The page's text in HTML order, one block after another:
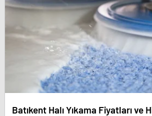
Batıkent Halı Yıkama Fiyatları ve